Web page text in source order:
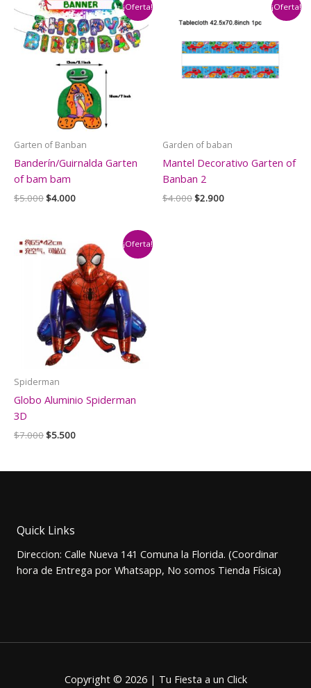
¡Oferta!
Garten of Banban
Banderín/Guirnalda Garten
of bam bam
$5.000El
$5.000.
$4.000El
$4.000.
¡Oferta!
Garden of baban
Mantel Decorativo Garten of
Banban 2
$4.000El
$2.900El
¡Oferta!
Spiderman
Globo Aluminio Spiderman
3D
$7.000El
era:
$5.500El
es:
Quick Links
Direccion: Calle Nueva 141 Comuna la Florida. (Coordinar
hora de Entrega por Whatsapp, No somos Tienda Física)
Copyright © 2026 | Tu Fiesta a un Click